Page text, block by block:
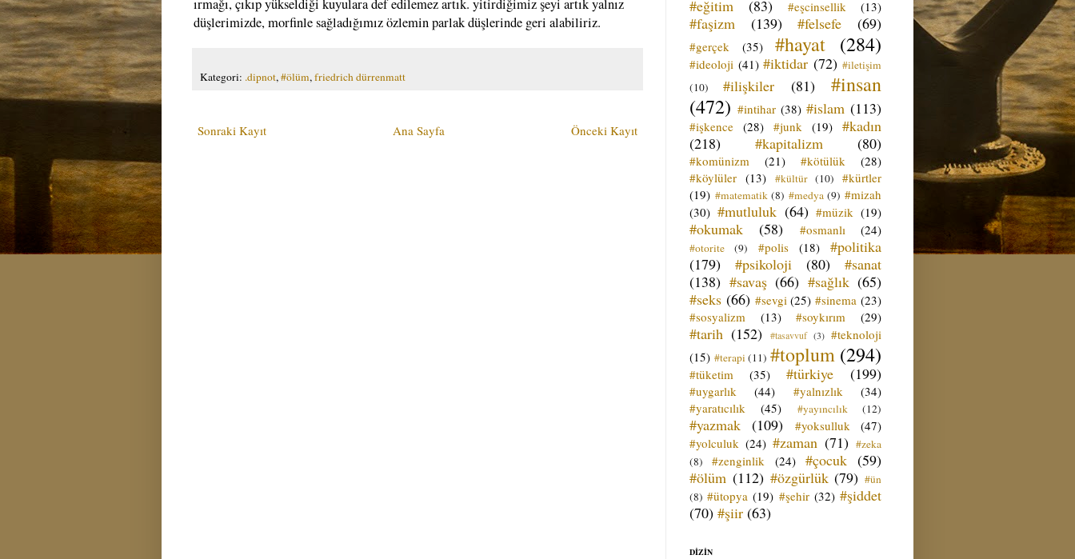
ırmağı, çıkıp yükseldiği kuyulara def edilemez artık. yitirdiğimiz şeyi artık yalnız
düşlerimizde, morfinle sağladığımız özlemin parlak düşlerinde geri alabiliriz.
Kategori: .dipnot,#ölüm,friedrich dürrenmatt
Sonraki Kayıt Önceki Kayıt
Ana Sayfa
#eğitim (83) #eşcinsellik (13)
#faşizm (139) #felsefe (69)
#gerçek (35) #hayat (284)
#ideoloji (41) #iktidar (72) #iletişim
(10)
#ilişkiler (81)
#insan
(472) #intihar (38) #islam (113)
#işkence (28) #junk (19) #kadın
(218)
#kapitalizm (80)
#komünizm (21) #kötülük
(28)
#köylüler (13) #kültür (10)
#kürtler
(19) #matematik (8) #medya (9) #mizah
(30) #mutluluk (64) #müzik (19)
#okumak (58) #osmanlı (24)
#otorite (9) #polis (18)
#politika
(179)
#psikoloji (80)
#sanat
(138) #savaş (66) #sağlık (65)
#seks (66) #sevgi (25) #sinema (23)
#sosyalizm
(13) #soykırım (29)
#tarih (152) #tasavvuf (3) #teknoloji
(15) #terapi (11) #toplum (294)
#tüketim (35) #türkiye (199)
#uygarlık (44) #yalnızlık
(34)
#yaratıcılık
(45) #yayıncılık (12)
#yazmak (109) #yoksulluk
(47)
#yolculuk (24) #zaman (71) #zeka
(8)
#zenginlik (24) #çocuk (59)
#ölüm (112) #özgürlük (79) #ün
(8) #ütopya (19) #şehir (32) #şiddet
(70) #şiir (63)
DİZİN